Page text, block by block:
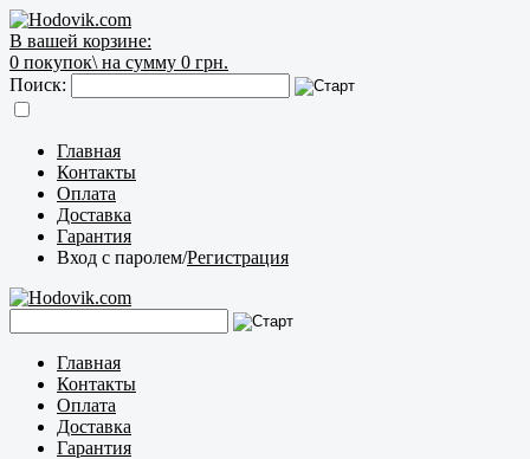
В вашей корзине:
0 покупок\ на сумму 0 грн.
Поиск:
Главная
Контакты
Оплата
Доставка
Гарантия
Вход с паролем/Регистрация
Главная
Контакты
Оплата
Доставка
Гарантия